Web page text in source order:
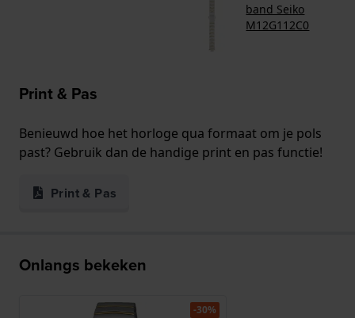
band Seiko
M12G112C0
Print & Pas
Benieuwd hoe het horloge qua formaat om je pols
past? Gebruik dan de handige print en pas functie!
Print & Pas
Onlangs bekeken
-30%